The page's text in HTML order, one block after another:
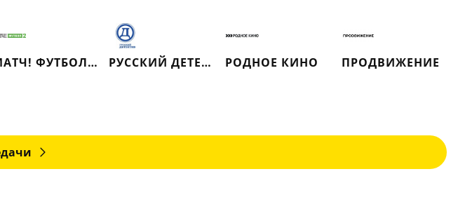
МАТЧ! ФУТБОЛ 2 РУССКИЙ ДЕТЕКТИВ РОДНОЕ КИНО ПРОДВИЖЕНИЕ